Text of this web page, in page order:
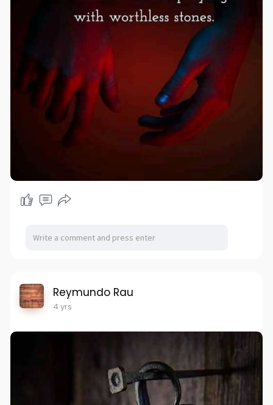
Reymundo Rau
4 yrs